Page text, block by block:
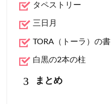
タペストリー
三日月
TORA（トーラ）の書
白黒の2本の柱
3 まとめ